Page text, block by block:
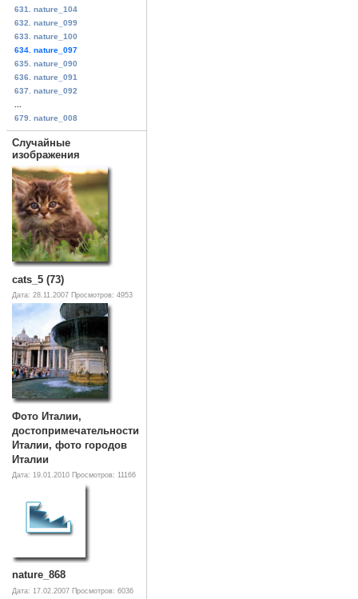
631. nature_104
632. nature_099
633. nature_100
634. nature_097
635. nature_090
636. nature_091
637. nature_092
679. nature_008
Случайные
изображения
cats_5 (73)
Дата: 28.11.2007 Просмотров: 4953
Фото Италии,
достопримечательности
Италии, фото городов
Италии
Дата: 19.01.2010 Просмотров: 11166
nature_868
Дата: 17.02.2007 Просмотров: 6036